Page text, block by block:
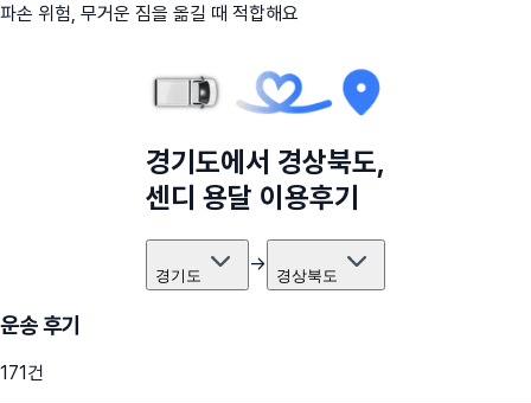
파손 위험, 무거운 짐을 옮길 때 적합해요
경기도에서 경상북도,
센디 용달 이용후기
경기도 → 경상북도
운송 후기
171건